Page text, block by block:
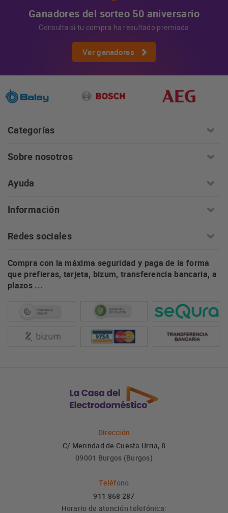
Ganadores del sorteo 50 aniversario
Consulta si tu compra ha resultado premiada
Ver ganadores
Categorías
Sobre nosotros
Ayuda
Información
Redes sociales
Compra con la máxima seguridad y paga de la forma
que prefieras, tarjeta, bizum, transferencia bancaria, a
plazos ...
Dirección
C/ Merindad de Cuesta Urria, 8
09001 Burgos (Burgos)
Teléfono
911 868 287
Horario de atención telefónica: